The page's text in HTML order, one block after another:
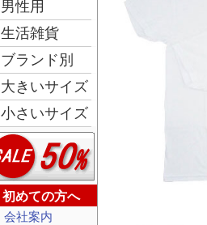
男性用
生活雑貨
ブランド別
大きいサイズ
小さいサイズ
初めての方へ
会社案内